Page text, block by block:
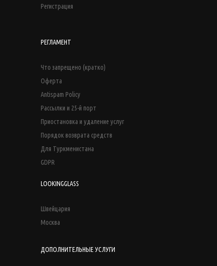
Регистрация
РЕГЛАМЕНТ
Что запрещено (кратко)
Оферта
Antispam Policy
Рассылки и 25-й порт
Приостановка и удаление услуг
Порядок возврата средств
Для Туркменистана
GDPR
LOOKINGGLASS
Швейцария
Москва
ДОПОЛНИТЕЛЬНЫЕ УСЛУГИ